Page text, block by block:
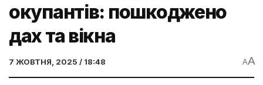
окупантів: пошкоджено
дах та вікна
7 ЖОВТНЯ, 2025 / 18:48 AA